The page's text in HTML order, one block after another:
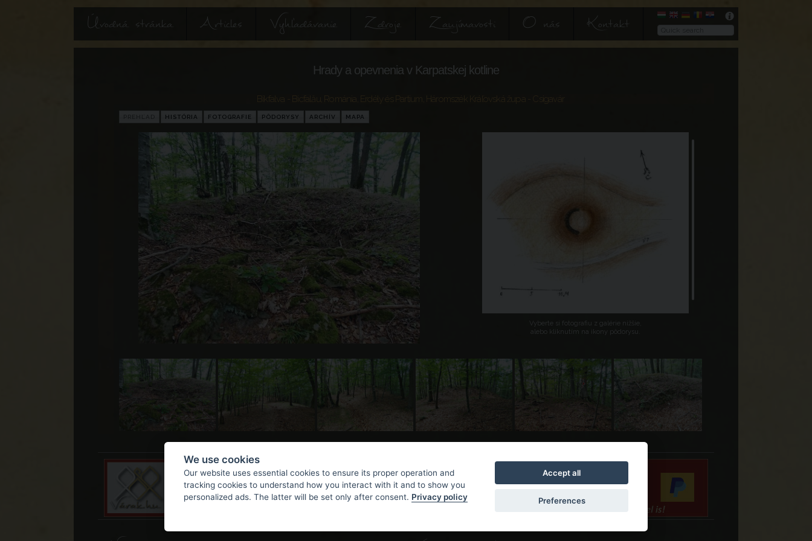
Úvodná stránka Articles Vyhľadávanie Zdroje Zaujímavosti O nás Kontakt
Hrady a opevnenia v Karpatskej kotline
Bikfalva - Bicfalău Románia Erdély és Partium Háromszék Kráľovská župa
HISTÓRIA FOTOGRAFIE PÔDORYSY ARCHÍV MAPA
Vyberte si fotografiu z galérie nižšie,
alebo kliknutím na ikony pôdorysu.
We use cookies
Our website uses essential cookies to ensure its proper operation and
tracking cookies to understand how you interact with it and to show you
personalized ads. The latter will be set only after consent. Privacy policy
Accept all
Preferences